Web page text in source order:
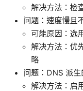
解决方法：检
问题：速度慢且
可能原因：选
解决方法：优
略
问题：DNS 派
解决方法：启